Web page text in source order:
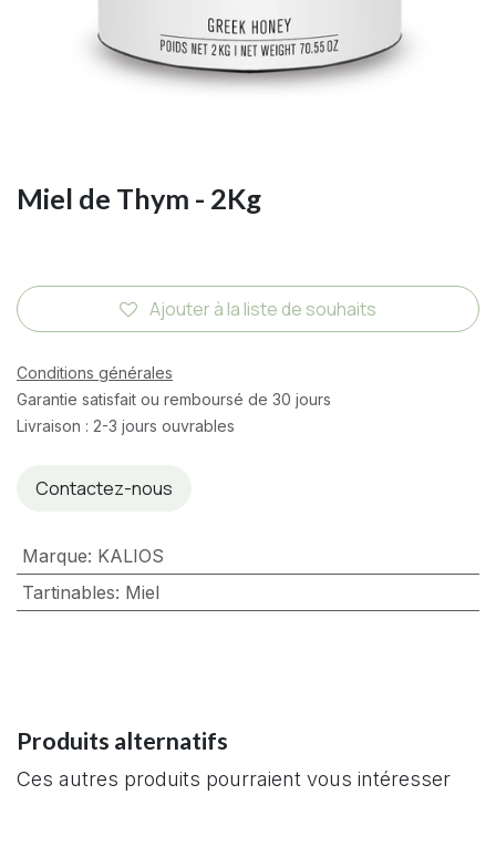
Miel de Thym - 2Kg
Ajouter à la liste de souhaits
Conditions générales
Garantie satisfait ou remboursé de 30 jours
Livraison : 2-3 jours ouvrables
Contactez-nous
Marque: KALIOS
Tartinables: Miel
Produits alternatifs
Ces autres produits pourraient vous intéresser